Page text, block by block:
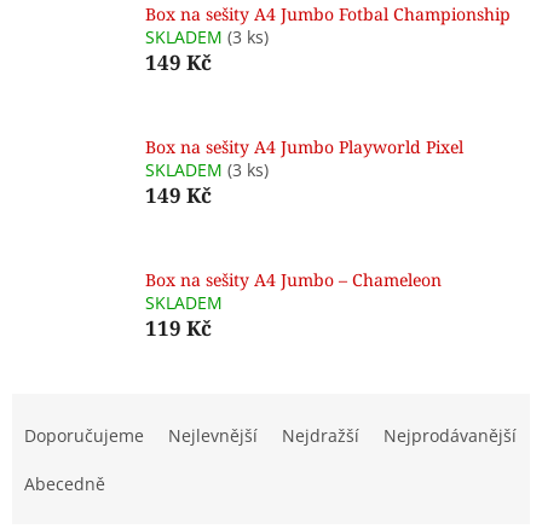
Box na sešity A4 Jumbo Fotbal Championship
SKLADEM (3 ks)
149 Kč
Box na sešity A4 Jumbo Playworld Pixel
SKLADEM (3 ks)
149 Kč
Box na sešity A4 Jumbo – Chameleon
SKLADEM
119 Kč
Doporučujeme Nejlevnější Nejdražší Nejprodávanější
Abecedně